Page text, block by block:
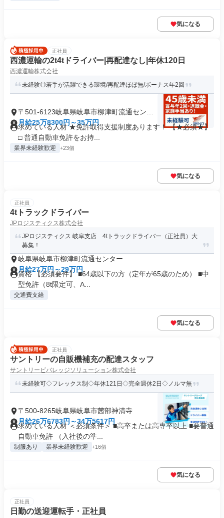
気になる
正社員
西濃運輸の2t4tドライバー|再配達なし|年休120日
西濃運輸株式会社
未経験◎若手が活躍できる環境/再配達ほぼ無/ボーナス年2回
〒501-6123岐阜県岐阜市柳津町流通センタ
ー
月給25万8300円～35万円
求めている人材 ★免許取得支援制度あります！ 【★必須★】
□ 普通自動車免許をお持...
業界未経験歓迎 +23個
気になる
正社員
4tトラックドライバー
JPロジスティクス株式会社
JPロジスティクス 岐阜支店 4tトラックドライバー（正社員）大
募集！
岐阜県岐阜市柳津町流通センター
月給27万円～29万円
資格 【必須要件】 ■64歳以下の方（定年が65歳のため） ■中
型免許（8t限定可、A...
交通費支給
気になる
正社員
サントリーの自販機補充の配達スタッフ
サントリービバレッジソリューション株式会社
未経験可◇フレックス制◇年休121日◇完全週休2日◇ノルマ無
〒500-8265岐阜県岐阜市茜部神清寺
月給26万6783円～34万5617円
求めている人材 ＜必須条件＞ ■高卒または高専卒以上 ■要普通
自動車免許 （入社後の準...
制服あり 業界未経験歓迎 +16個
気になる
正社員
日勤の送迎運転手・正社員